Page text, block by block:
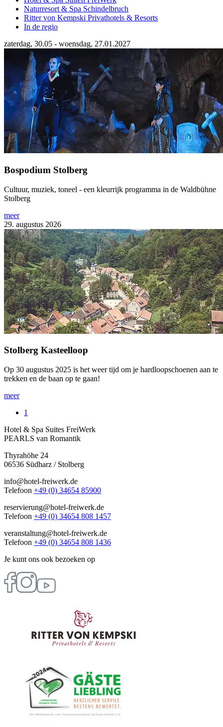
Naturresort & Spa Schindelbruch
Ritter von Kempski Privathotels & Resorts
In de regio
zaterdag, 30.05 - woensdag, 27.01.2027
Bospodium Stolberg
Cultuur, muziek, toneel - een kleurrijk programma in de Waldbühne
Stolberg
meer
29. augustus 2026
Stolberg Kasteelloop
Op 30 augustus 2025 is het weer tijd om je hardloopschoenen aan te
trekken en de baan op te gaan!
meer
1
Hotel & Spa Suites FreiWerk
PEARLS van Romantik
Thyrahöhe 24
06536 Südharz / Stolberg
info@hotel-freiwerk.de
Telefoon +49 (0) 34654 85900
reservierung@hotel-freiwerk.de
Telefoon +49 (0) 34654 808 1457
veranstaltung@hotel-freiwerk.de
Telefoon +49 (0) 34654 808 1436
Je kunt ons ook bezoeken op